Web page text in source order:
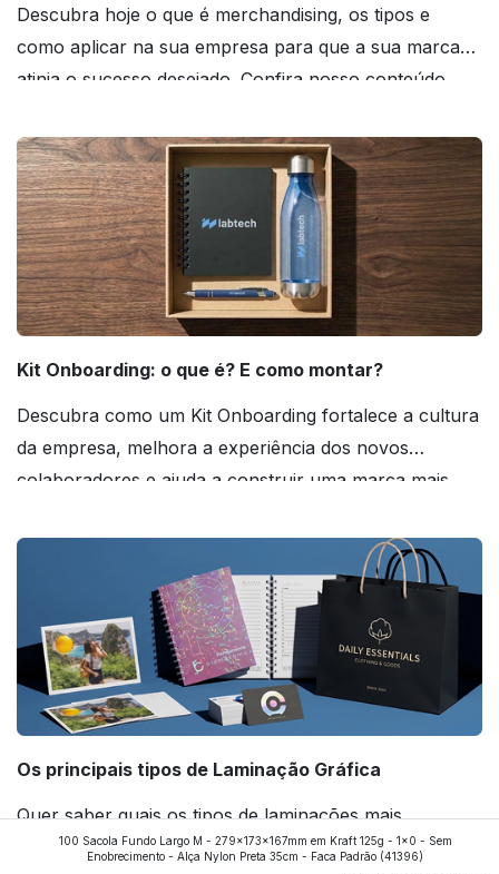
Descubra hoje o que é merchandising, os tipos e
como aplicar na sua empresa para que a sua marca
atinja o sucesso desejado. Confira nosso conteúdo
Kit Onboarding: o que é? E como montar?
Descubra como um Kit Onboarding fortalece a cultura
da empresa, melhora a experiência dos novos
colaboradores e ajuda a construir uma marca mais
Os principais tipos de Laminação Gráfica
Quer saber quais os tipos de laminações mais
aplicados nos impressos da gráfica FuturaIM? Então,
100 Sacola Fundo Largo M - 279x173x167mm em Kraft 125g - 1x0 - Sem
Enobrecimento - Alça Nylon Preta 35cm - Faca Padrão (41396)